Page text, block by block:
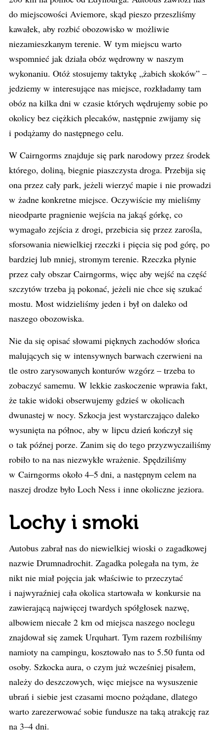
do miejscowości Aviemore, skąd pieszo przeszliśmy
kawałek, aby rozbić obozowisko w możliwie
niezamieszkanym terenie. W tym miejscu warto
wspomnieć jak działa obóz wędrowny w naszym
wykonaniu. Otóż stosujemy taktykę „żabich skoków” –
jedziemy w interesujące nas miejsce, rozkładamy tam
obóz na kilka dni w czasie których wędrujemy sobie po
okolicy bez ciężkich plecaków, następnie zwijamy się
i podążamy do następnego celu.
W Cairngorms znajduje się park narodowy przez środek
którego, doliną, biegnie piaszczysta droga. Przebija się
ona przez cały park, jeżeli wierzyć mapie i nie prowadzi
w żadne konkretne miejsce. Oczywiście my mieliśmy
nieodparte pragnienie wejścia na jakąś górkę, co
wymagało zejścia z drogi, przebicia się przez zarośla,
sforsowania niewielkiej rzeczki i pięcia się pod górę, po
bardziej lub mniej, stromym terenie. Rzeczka płynie
przez cały obszar Cairngorms, więc aby wejść na część
szczytów trzeba ją pokonać, jeżeli nie chce się szukać
mostu. Most widzieliśmy jeden i był on daleko od
naszego obozowiska.
Nie da się opisać słowami pięknych zachodów słońca
malujących się w intensywnych barwach czerwieni na
tle ostro zarysowanych konturów wzgórz – trzeba to
zobaczyć samemu. W lekkie zaskoczenie wprawia fakt,
że takie widoki obserwujemy gdzieś w okolicach
dwunastej w nocy. Szkocja jest wystarczająco daleko
wysunięta na północ, aby w lipcu dzień kończył się
o tak późnej porze. Zanim się do tego przyzwyczailiśmy
robiło to na nas niezwykłe wrażenie. Spędziliśmy
w Cairngorms około 4–5 dni, a następnym celem na
naszej drodze było Loch Ness i inne okoliczne jeziora.
Lochy i smoki
Autobus zabrał nas do niewielkiej wioski o zagadkowej
nazwie Drumnadrochit. Zagadka polegała na tym, że
nikt nie miał pojęcia jak właściwie to przeczytać
i najwyraźniej cała okolica startowała w konkursie na
zawierającą najwięcej twardych spółgłosek nazwę,
albowiem niecałe 2 km od miejsca naszego noclegu
znajdował się zamek Urquhart. Tym razem rozbiliśmy
namioty na campingu, kosztowało nas to 5.50 funta od
osoby. Szkocka aura, o czym już wcześniej pisałem,
należy do deszczowych, więc miejsce na wysuszenie
ubrań i siebie jest czasami mocno pożądane, dlatego
warto zarezerwować sobie fundusze na taką atrakcję raz
na 3–4 dni.